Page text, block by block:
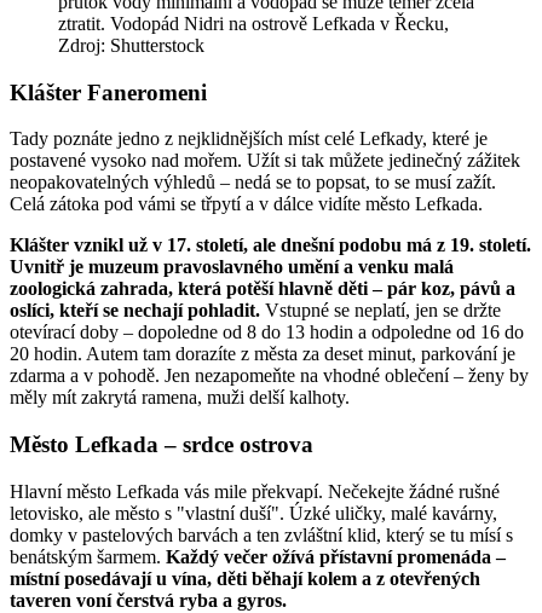
ztratit. Vodopád Nidri na ostrově Lefkada v Řecku,
Zdroj: Shutterstock
Klášter Faneromeni
Tady poznáte jedno z nejklidnějších míst celé Lefkady, které je
postavené vysoko nad mořem. Užít si tak můžete jedinečný zážitek
neopakovatelných výhledů – nedá se to popsat, to se musí zažít.
Celá zátoka pod vámi se třpytí a v dálce vidíte město Lefkada.
Klášter vznikl už v 17. století, ale dnešní podobu má z 19. století.
Uvnitř je muzeum pravoslavného umění a venku malá
zoologická zahrada, která potěší hlavně děti – pár koz, pávů a
oslíci, kteří se nechají pohladit. Vstupné se neplatí, jen se držte
otevírací doby – dopoledne od 8 do 13 hodin a odpoledne od 16 do
20 hodin. Autem tam dorazíte z města za deset minut, parkování je
zdarma a v pohodě. Jen nezapomeňte na vhodné oblečení – ženy by
měly mít zakrytá ramena, muži delší kalhoty.
Město Lefkada – srdce ostrova
Hlavní město Lefkada vás mile překvapí. Nečekejte žádné rušné
letovisko, ale město s "vlastní duší". Úzké uličky, malé kavárny,
domky v pastelových barvách a ten zvláštní klid, který se tu mísí s
benátským šarmem. Každý večer ožívá přístavní promenáda –
místní posedávají u vína, děti běhají kolem a z otevřených
taveren voní čerstvá ryba a gyros.